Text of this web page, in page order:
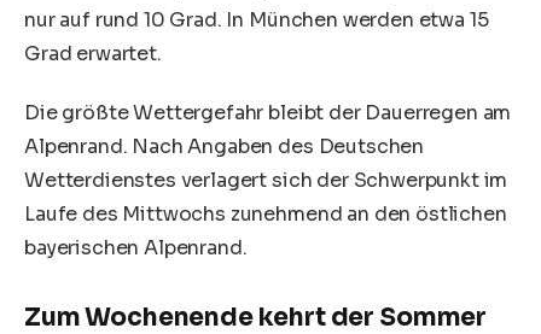
nur auf rund 10 Grad. In München werden etwa 15
Grad erwartet.
Die größte Wettergefahr bleibt der Dauerregen am
Alpenrand. Nach Angaben des Deutschen
Wetterdienstes verlagert sich der Schwerpunkt im
Laufe des Mittwochs zunehmend an den östlichen
bayerischen Alpenrand.
Zum Wochenende kehrt der Sommer